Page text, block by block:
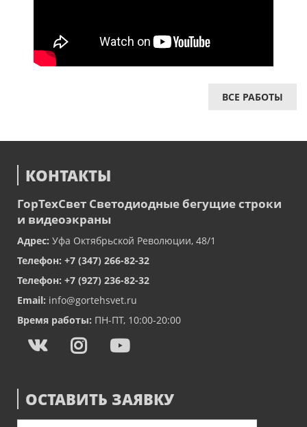
ВСЕ РАБОТЫ
КОНТАКТЫ
ГорТехСвет Светодиодные бегущие строки
и видеоэкраны
Адрес: Уфа Октябрьской Революции, 48/1
Телефон: +7 (347) 266-82-32
Телефон: +7 (927) 236-82-32
Email: info@gortehsvet.ru
Время работы: ПН-ПТ, 10:00-20:00
ОСТАВИТЬ ЗАЯВКУ